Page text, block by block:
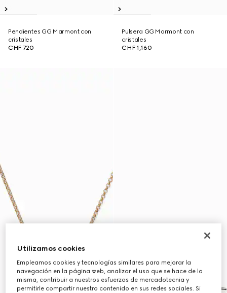
Pendientes GG Marmont con
cristales
CHF 720
Pulsera GG Marmont con
cristales
CHF 1,160
Utilizamos cookies
Empleamos cookies y tecnologías similares para mejorar la
navegación en la página web, analizar el uso que se hace de la
misma, contribuir a nuestros esfuerzos de mercadotecnia y
permitirle compartir nuestro contenido en sus redes sociales. Si